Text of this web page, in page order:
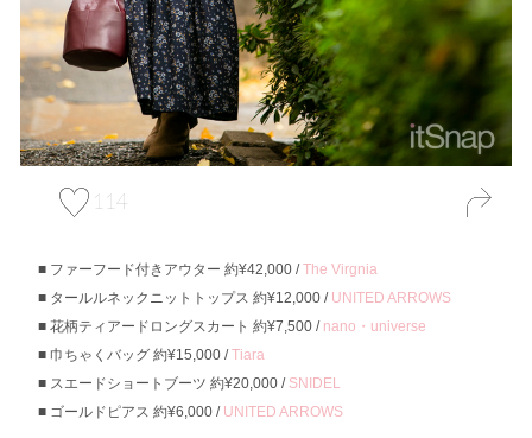
114
ファーフード付きアウター 約¥42,000 /The Virgnia
タールルネックニットトップス 約¥12,000 / UNITED ARROWS
花柄ティアードロングスカート 約¥7,500 / nano・universe
巾ちゃくバッグ 約¥15,000 /Tiara
スエードショートブーツ 約¥20,000 / SNIDEL
ゴールドピアス 約¥6,000 / UNITED ARROWS